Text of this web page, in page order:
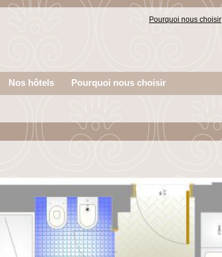
Pourquoi nous choisir
Nos hôtels Pourquoi nous choisir